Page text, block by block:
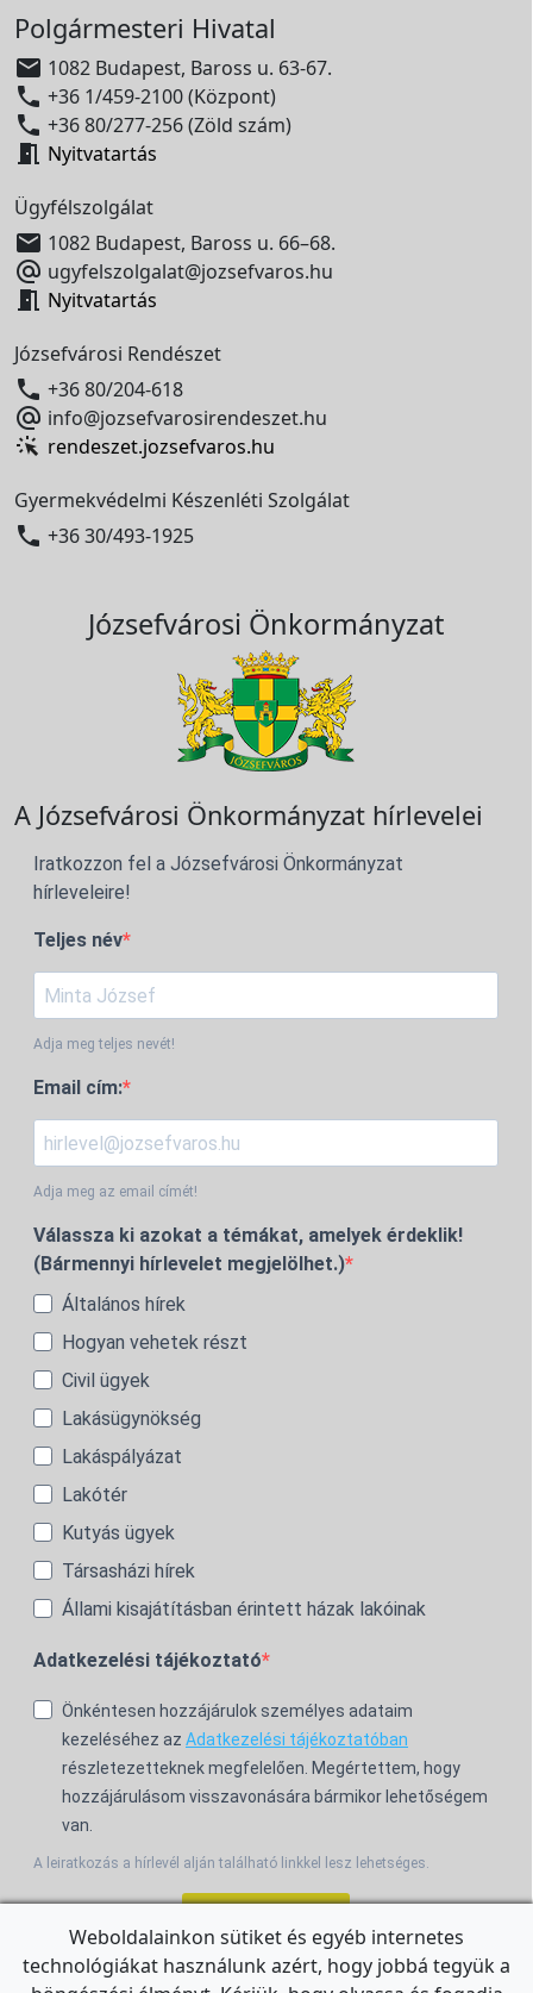
Polgármesteri Hivatal
 1082 Budapest, Baross u. 63-67.
 +36 1/459-2100 (Központ)
 +36 80/277-256 (Zöld szám)
 Nyitvatartás
Ügyfélszolgálat
 1082 Budapest, Baross u. 66–68.
 ugyfelszolgalat@jozsefvaros.hu
 Nyitvatartás
Józsefvárosi Rendészet
 +36 80/204-618
 info@jozsefvarosirendeszet.hu
rendeszet.jozsefvaros.hu
Gyermekvédelmi Készenléti Szolgálat
 +36 30/493-1925
Józsefvárosi Önkormányzat
A Józsefvárosi Önkormányzat hírlevelei
Iratkozzon fel a Józsefvárosi Önkormányzat
hírleveleire!
Teljes név
Adja meg teljes nevét!
Email cím:
Adja meg az email címét!
Válassza ki azokat a témákat, amelyek érdeklik!
(Bármennyi hírlevelet megjelölhet.)
Általános hírek
Hogyan vehetek részt
Civil ügyek
Lakásügynökség
Lakáspályázat
Lakótér
Kutyás ügyek
Társasházi hírek
Állami kisajátításban érintett házak lakóinak
Adatkezelési tájékoztató
Önkéntesen hozzájárulok személyes adataim
kezeléséhez az Adatkezelési tájékoztatóban
részletezetteknek megfelelően. Megértettem, hogy
hozzájárulásom visszavonására bármikor lehetőségem
van.
A leiratkozás a hírlevél alján található linkkel lesz lehetséges.
For the English Newsletter, clickHERE.
Weboldalainkon sütiket és egyéb internetes
technológiákat használunk azért, hogy jobbá tegyük a